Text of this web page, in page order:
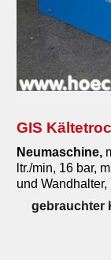
GIS
Neumaschine,
ltr./min, 16 bar,
und Wandhalter,
gebrauchter